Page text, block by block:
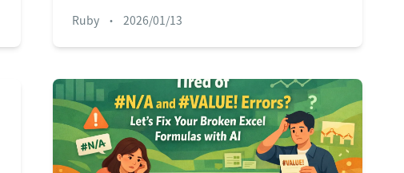
Ruby • 2026/01/13